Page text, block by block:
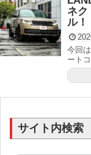
ネク
ル！
今回
ート
サイト内検索